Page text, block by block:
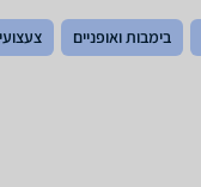
בימבות ואופניים